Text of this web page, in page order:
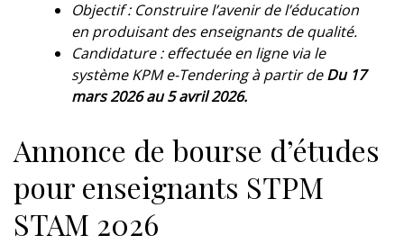
Objectif : Construire l’avenir de l’éducation
en produisant des enseignants de qualité.
Candidature : effectuée en ligne via le
système KPM e-Tendering à partir deDu 17
mars 2026 au 5 avril 2026.
Annonce de bourse d’études
pour enseignants STPM
STAM 2026